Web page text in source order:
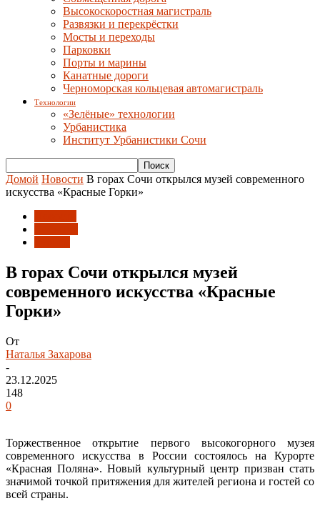
Высокоскоростная магистраль
Развязки и перекрёстки
Мосты и переходы
Парковки
Порты и марины
Канатные дороги
Черноморская кольцевая автомагистраль
Технологии
«Зелёные» технологии
Урбанистика
Институт Урбанистики Сочи
Домой Новости В горах Сочи открылся музей современного
искусства «Красные Горки»
В горах Сочи открылся музей
современного искусства «Красные
Горки»
От
Наталья Захарова
-
23.12.2025
148
0
Торжественное открытие первого высокогорного музея
современного искусства в России состоялось на Курорте
«Красная Поляна». Новый культурный центр призван стать
значимой точкой притяжения для жителей региона и гостей со
всей страны.